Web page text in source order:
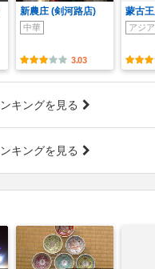
新農庄 (剣河路店)
中華
3.03
蒙古
アジ
キングを見る
キングを見る